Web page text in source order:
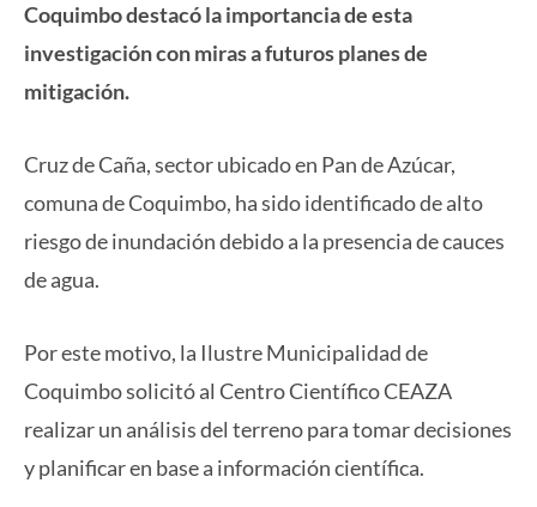
Coquimbo destacó la importancia de esta
investigación con miras a futuros planes de
mitigación.
Cruz de Caña, sector ubicado en Pan de Azúcar,
comuna de Coquimbo, ha sido identificado de alto
riesgo de inundación debido a la presencia de cauces
de agua.
Por este motivo, la Ilustre Municipalidad de
Coquimbo solicitó al Centro Científico CEAZA
realizar un análisis del terreno para tomar decisiones
y planificar en base a información científica.